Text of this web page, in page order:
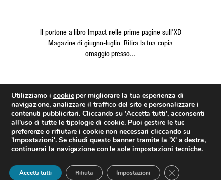
Il portone a libro Impact nelle prime pagine sull'XD
Magazine di giugno-luglio. Ritira la tua copia
omaggio presso...
LEGGI DI PIÙ
© FERRARO GROUP SRL PI/CF IT02750270643 | designed byXD STUDIO
developed byAUREA |Privacy Policy|Elenco pagine
Questo è un negozio di prova — nessun ordine sarà preso in considerazione.
Utilizziamo i cookie per migliorare la tua esperienza di
navigazione, analizzare il traffico del sito e personalizzare i
contenuti pubblicitari. Cliccando su 'Accetta tutti', acconsenti
all'uso di tutte le tipologie di cookie. Puoi gestire le tue
preferenze o rifiutare i cookie non necessari cliccando su
'Impostazioni'. Se chiudi questo banner tramite la 'X' a destra,
continuerai la navigazione con le sole impostazioni tecniche.
Accetta tutti Rifiuta Impostazioni Close GDPR